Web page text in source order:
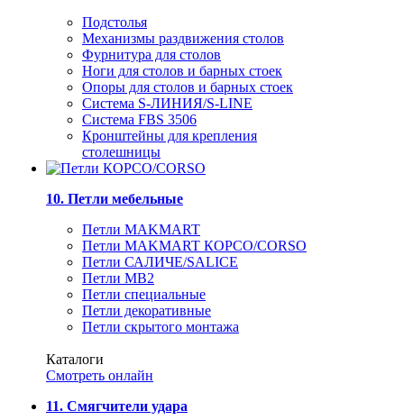
Подстолья
Механизмы раздвижения столов
Фурнитура для столов
Ноги для столов и барных стоек
Опоры для столов и барных стоек
Система S-ЛИНИЯ/S-LINE
Система FBS 3506
Кронштейны для крепления
столешницы
10. Петли мебельные
Петли MAKMART
Петли MAKMART КОРСО/CORSO
Петли САЛИЧЕ/SALICE
Петли MB2
Петли специальные
Петли декоративные
Петли скрытого монтажа
Каталоги
Смотреть онлайн
11. Смягчители удара